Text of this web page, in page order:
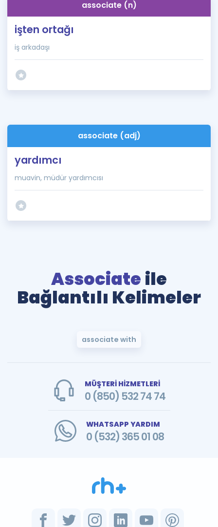
associate (n)
işten ortağı
iş arkadaşı
associate (adj)
yardımcı
muavin, müdür yardımcısı
Associate ile
Bağlantılı Kelimeler
associate with
MÜŞTERİ HİZMETLERİ
0 (850) 532 74 74
WHATSAPP YARDIM
0 (532) 365 01 08